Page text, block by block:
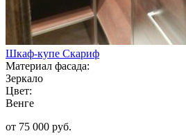
Шкаф-купе Скариф
Материал фасада:
Зеркало
Цвет:
Венге
от 75 000 руб.